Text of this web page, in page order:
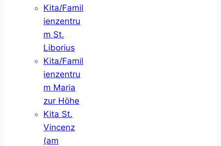
Kita/Famil
ienzentru
m St.
Liborius
Kita/Famil
ienzentru
m Maria
zur Höhe
Kita St.
Vincenz
(am